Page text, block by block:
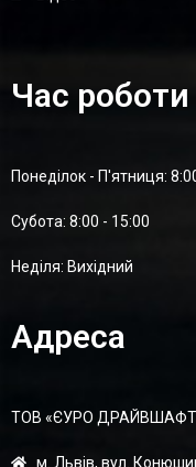
Час роботи
Понеділок - П'ятниця:
Суботa: 8:00 - 15:00
Неділя: Вихідний
Адреса
ТОВ «ЄУРО
м. Львів, вул.